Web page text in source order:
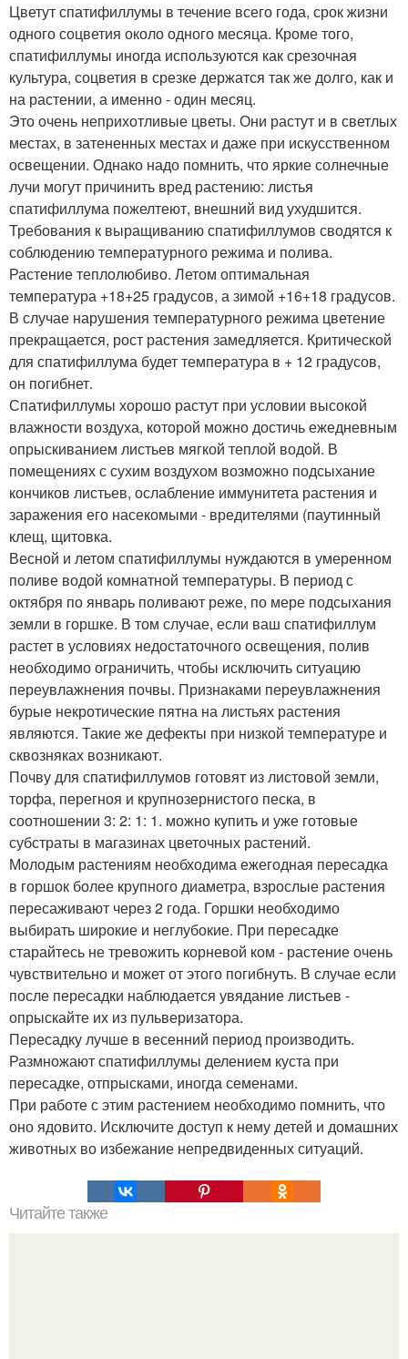
Цветут спатифиллумы в течение всего года, срок жизни
одного соцветия около одного месяца. Кроме того,
спатифиллумы иногда используются как срезочная
культура, соцветия в срезке держатся так же долго, как и
на растении, а именно - один месяц.
Это очень неприхотливые цветы. Они растут и в светлых
местах, в затененных местах и даже при искусственном
освещении. Однако надо помнить, что яркие солнечные
лучи могут причинить вред растению: листья
спатифиллума пожелтеют, внешний вид ухудшится.
Требования к выращиванию спатифиллумов сводятся к
соблюдению температурного режима и полива.
Растение теплолюбиво. Летом оптимальная
температура +18+25 градусов, а зимой +16+18 градусов.
В случае нарушения температурного режима цветение
прекращается, рост растения замедляется. Критической
для спатифиллума будет температура в + 12 градусов,
он погибнет.
Спатифиллумы хорошо растут при условии высокой
влажности воздуха, которой можно достичь ежедневным
опрыскиванием листьев мягкой теплой водой. В
помещениях с сухим воздухом возможно подсыхание
кончиков листьев, ослабление иммунитета растения и
заражения его насекомыми - вредителями (паутинный
клещ, щитовка.
Весной и летом спатифиллумы нуждаются в умеренном
поливе водой комнатной температуры. В период с
октября по январь поливают реже, по мере подсыхания
земли в горшке. В том случае, если ваш спатифиллум
растет в условиях недостаточного освещения, полив
необходимо ограничить, чтобы исключить ситуацию
переувлажнения почвы. Признаками переувлажнения
бурые некротические пятна на листьях растения
являются. Такие же дефекты при низкой температуре и
сквозняках возникают.
Почву для спатифиллумов готовят из листовой земли,
торфа, перегноя и крупнозернистого песка, в
соотношении 3: 2: 1: 1. можно купить и уже готовые
субстраты в магазинах цветочных растений.
Молодым растениям необходима ежегодная пересадка
в горшок более крупного диаметра, взрослые растения
пересаживают через 2 года. Горшки необходимо
выбирать широкие и неглубокие. При пересадке
старайтесь не тревожить корневой ком - растение очень
чувствительно и может от этого погибнуть. В случае если
после пересадки наблюдается увядание листьев -
опрыскайте их из пульверизатора.
Пересадку лучше в весенний период производить.
Размножают спатифиллумы делением куста при
пересадке, отпрысками, иногда семенами.
При работе с этим растением необходимо помнить, что
оно ядовито. Исключите доступ к нему детей и домашних
животных во избежание непредвиденных ситуаций.
Читайте также